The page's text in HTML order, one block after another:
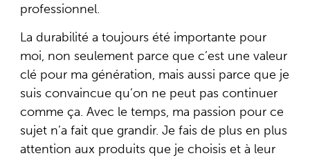
professionnel.
La durabilité a toujours été importante pour
moi, non seulement parce que c’est une valeur
clé pour ma génération, mais aussi parce que je
suis convaincue qu’on ne peut pas continuer
comme ça. Avec le temps, ma passion pour ce
sujet n’a fait que grandir. Je fais de plus en plus
attention aux produits que je choisis et à leur